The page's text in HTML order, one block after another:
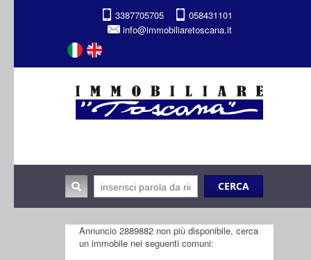
3387705705
058431101
info@immobiliaretoscana.it
Annuncio 2889882 non più disponibile, cerca
un immobile nei seguenti comuni: